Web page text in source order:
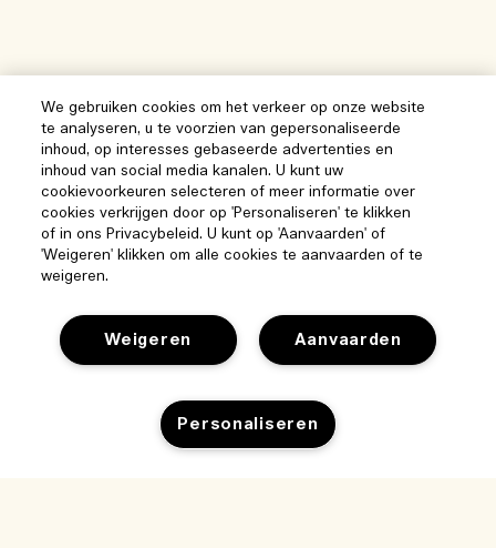
We gebruiken cookies om het verkeer op onze website
te analyseren, u te voorzien van gepersonaliseerde
inhoud, op interesses gebaseerde advertenties en
inhoud van social media kanalen. U kunt uw
cookievoorkeuren selecteren of meer informatie over
cookies verkrijgen door op 'Personaliseren' te klikken
of in ons Privacybeleid. U kunt op 'Aanvaarden' of
'Weigeren' klikken om alle cookies te aanvaarden of te
weigeren.
Aanvaarden
Weigeren
Personaliseren